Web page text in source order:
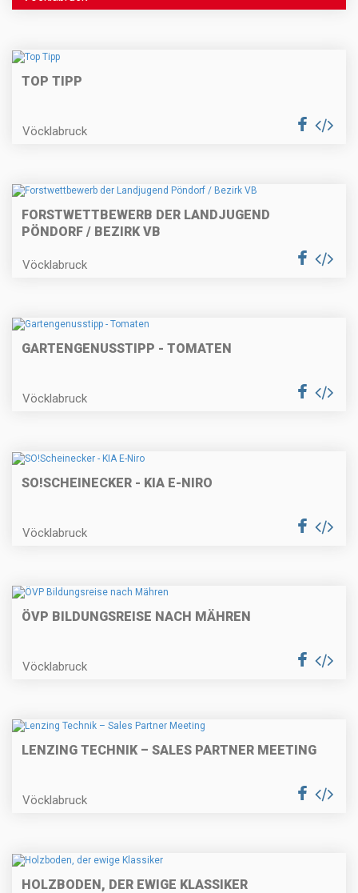
TOP TIPP
Vöcklabruck
FORSTWETTBEWERB DER LANDJUGEND
PÖNDORF / BEZIRK VB
Vöcklabruck
GARTENGENUSSTIPP - TOMATEN
Vöcklabruck
SO!SCHEINECKER - KIA E-NIRO
Vöcklabruck
ÖVP BILDUNGSREISE NACH MÄHREN
Vöcklabruck
LENZING TECHNIK – SALES PARTNER MEETING
Vöcklabruck
HOLZBODEN, DER EWIGE KLASSIKER